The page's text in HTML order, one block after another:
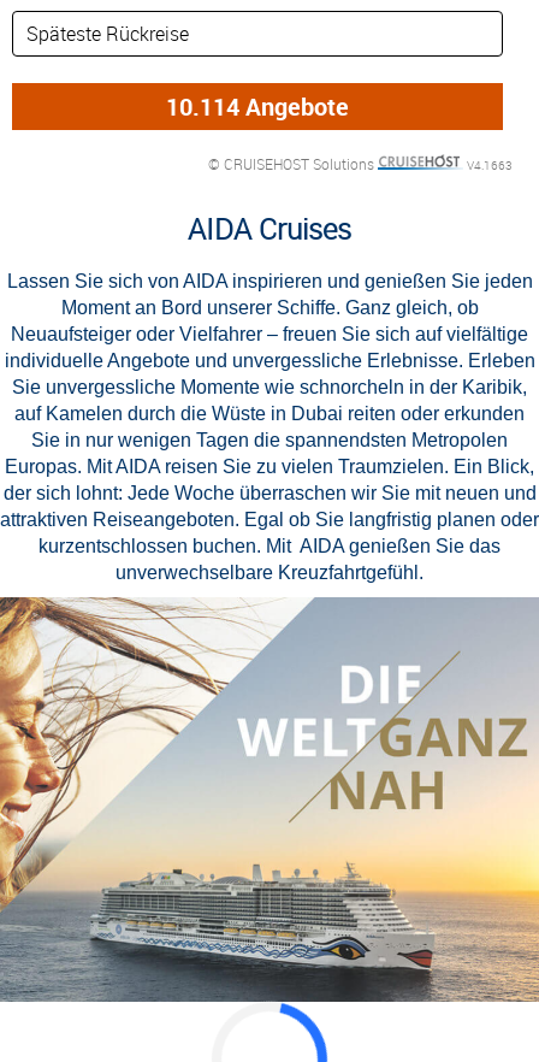
© CRUISEHOST Solutions V4.1663
AIDA Cruises
Lassen Sie sich von AIDA inspirieren und genießen Sie jeden
Moment an Bord unserer Schiffe. Ganz gleich, ob
Neuaufsteiger oder Vielfahrer – freuen Sie sich auf vielfältige
individuelle Angebote und unvergessliche Erlebnisse. Erleben
Sie unvergessliche Momente wie schnorcheln in der Karibik,
auf Kamelen durch die Wüste in Dubai reiten oder erkunden
Sie in nur wenigen Tagen die spannendsten Metropolen
Europas. Mit AIDA reisen Sie zu vielen Traumzielen. Ein Blick,
der sich lohnt: Jede Woche überraschen wir Sie mit neuen und
attraktiven Reiseangeboten. Egal ob Sie langfristig planen oder
kurzentschlossen buchen. Mit AIDA genießen Sie das
unverwechselbare Kreuzfahrtgefühl.